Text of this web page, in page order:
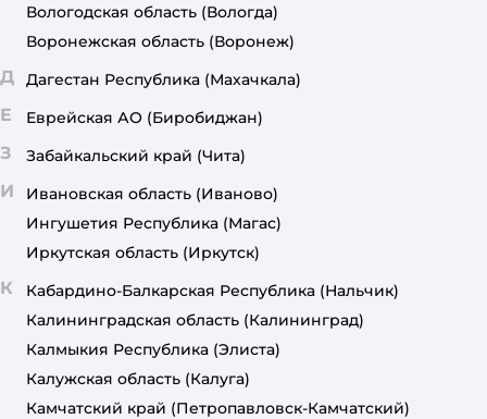
Вологодская область (Вологда)
Воронежская область (Воронеж)
Д Дагестан Республика (Махачкала)
Е Еврейская АО (Биробиджан)
З Забайкальский край (Чита)
И Ивановская область (Иваново)
Ингушетия Республика (Магас)
Иркутская область (Иркутск)
К Кабардино-Балкарская Республика (Нальчик)
Калининградская область (Калининград)
Калмыкия Республика (Элиста)
Калужская область (Калуга)
Камчатский край (Петропавловск-Камчатский)